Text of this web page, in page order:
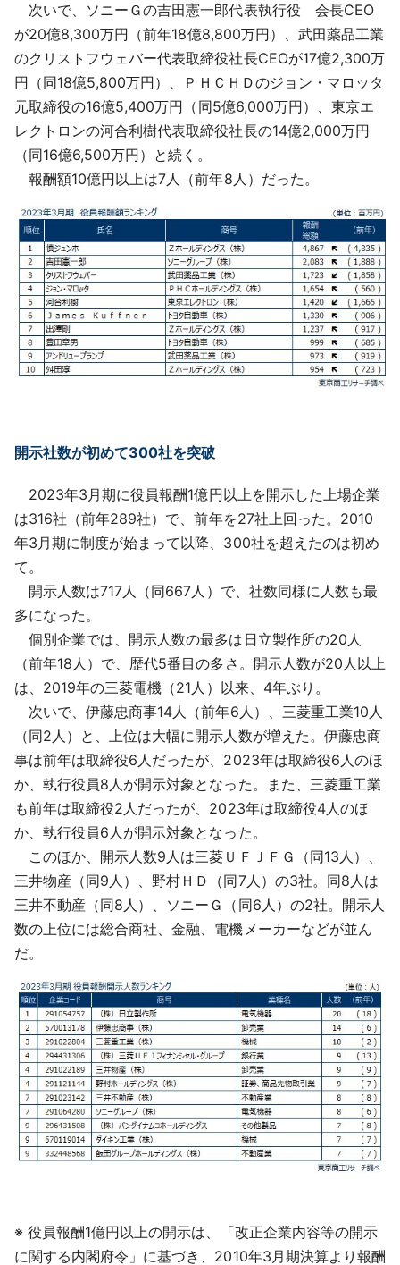
次いで、ソニーＧの吉田憲一郎代表執行役 会長CEO
が20億8,300万円（前年18億8,800万円）、武田薬品工業
のクリストフウェバー代表取締役社長CEOが17億2,300万
円（同18億5,800万円）、ＰＨＣＨＤのジョン・マロッタ
元取締役の16億5,400万円（同5億6,000万円）、東京エ
レクトロンの河合利樹代表取締役社長の14億2,000万円
（同16億6,500万円）と続く。
報酬額10億円以上は7人（前年8人）だった。
開示社数が初めて300社を突破
2023年3月期に役員報酬1億円以上を開示した上場企業
は316社（前年289社）で、前年を27社上回った。2010
年3月期に制度が始まって以降、300社を超えたのは初め
て。
開示人数は717人（同667人）で、社数同様に人数も最
多になった。
個別企業では、開示人数の最多は日立製作所の20人
（前年18人）で、歴代5番目の多さ。開示人数が20人以上
は、2019年の三菱電機（21人）以来、4年ぶり。
次いで、伊藤忠商事14人（前年6人）、三菱重工業10人
（同2人）と、上位は大幅に開示人数が増えた。伊藤忠商
事は前年は取締役6人だったが、2023年は取締役6人のほ
か、執行役員8人が開示対象となった。また、三菱重工業
も前年は取締役2人だったが、2023年は取締役4人のほ
か、執行役員6人が開示対象となった。
このほか、開示人数9人は三菱ＵＦＪＦＧ（同13人）、
三井物産（同9人）、野村ＨＤ（同7人）の3社。同8人は
三井不動産（同8人）、ソニーＧ（同6人）の2社。開示人
数の上位には総合商社、金融、電機メーカーなどが並ん
だ。
※ 役員報酬1億円以上の開示は、「改正企業内容等の開示
に関する内閣府令」に基づき、2010年3月期決算より報酬